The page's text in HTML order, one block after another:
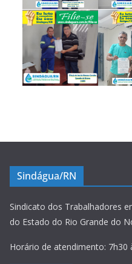
Sindágua/RN
Sindicato dos Trabalhadores
do Estado do Rio Grande do
Horário de atendimento: 7h30